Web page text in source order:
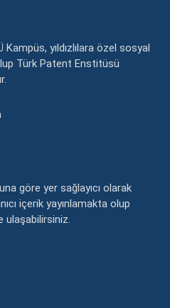
yıldızlılara özel sosyal
Türk Patent Enstitüsü
göre yer sağlayıcı olarak
içerik yayınlamakta olup
ulaşabilirsiniz.